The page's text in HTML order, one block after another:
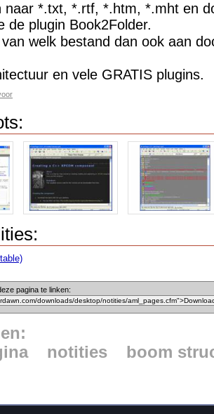
naar *.txt, *.rtf, *.htm, *.mht en
de plugin Book2Folder.
welk bestand dan ook aan
en vele GRATIS plugins.
pagina te linken:
notities
boom